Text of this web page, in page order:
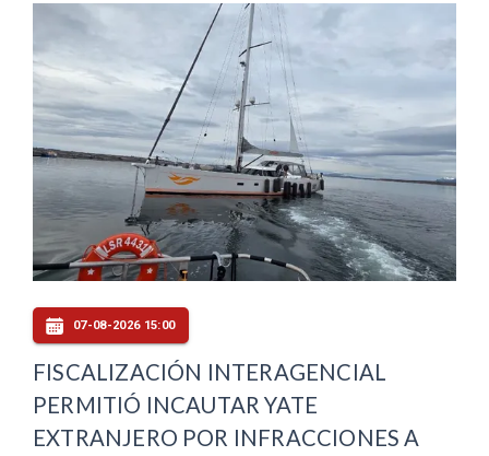
07-08-2026 15:00
FISCALIZACIÓN INTERAGENCIAL
PERMITIÓ INCAUTAR YATE
EXTRANJERO POR INFRACCIONES A